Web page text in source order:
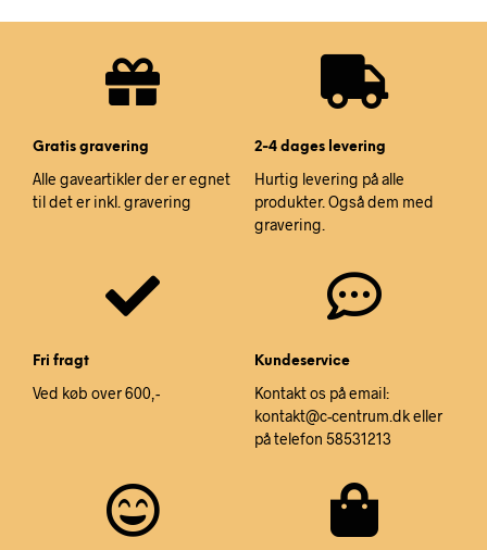
Gratis gravering
Alle gaveartikler der er egnet
til det er inkl. gravering
2-4 dages levering
Hurtig levering på alle
produkter. Også dem med
gravering.
Fri fragt
Ved køb over 600,-
Kundeservice
Kontakt os på email:
kontakt@c-centrum.dk eller
på telefon 58531213